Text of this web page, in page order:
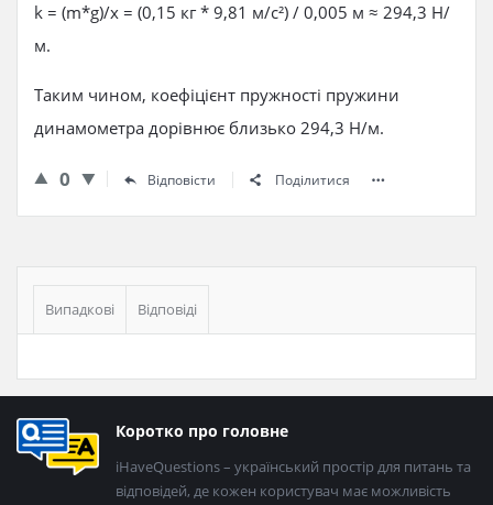
k = (m*g)/x = (0,15 кг * 9,81 м/с²) / 0,005 м ≈ 294,3 Н/
м.
Таким чином, коефіцієнт пружності пружини
динамометра дорівнює близько 294,3 Н/м.
0 Відповісти Поділитися
Бічна
панель
Випадкові Відповіді
Нижній
колонтитул
Коротко про головне
iHaveQuestions – український простір для питань та
відповідей, де кожен користувач має можливість